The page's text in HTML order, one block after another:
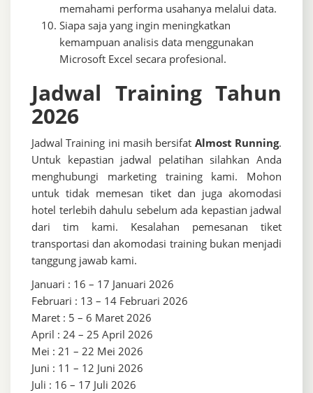
memahami performa usahanya melalui data.
Siapa saja yang ingin meningkatkan
kemampuan analisis data menggunakan
Microsoft Excel secara profesional.
Jadwal Training Tahun
2026
Jadwal Training ini masih bersifat Almost Running.
Untuk kepastian jadwal pelatihan silahkan Anda
menghubungi marketing training kami. Mohon
untuk tidak memesan tiket dan juga akomodasi
hotel terlebih dahulu sebelum ada kepastian jadwal
dari tim kami. Kesalahan pemesanan tiket
transportasi dan akomodasi training bukan menjadi
tanggung jawab kami.
Januari : 16 – 17 Januari 2026
Februari : 13 – 14 Februari 2026
Maret : 5 – 6 Maret 2026
April : 24 – 25 April 2026
Mei : 21 – 22 Mei 2026
Juni : 11 – 12 Juni 2026
Juli : 16 – 17 Juli 2026